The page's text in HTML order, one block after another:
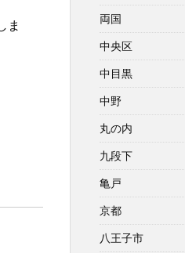
ま 両国
中央区
中目黒
中野
丸の内
九段下
亀戸
京都
八王子市